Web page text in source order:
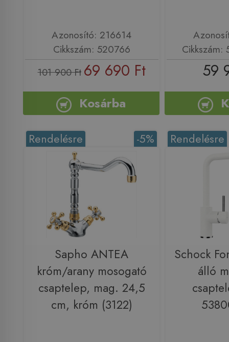
Azonosító: 216614
Cikkszám: 520766
101 900 Ft 69 690 Ft
Kosárba
Cikkszám:
59
-5%
Rendelésre
Sapho ANTEA
króm/arany mosogató
csaptelep, mag. 24,5
cm, króm (3122)
Rendelésre
Schock
álló